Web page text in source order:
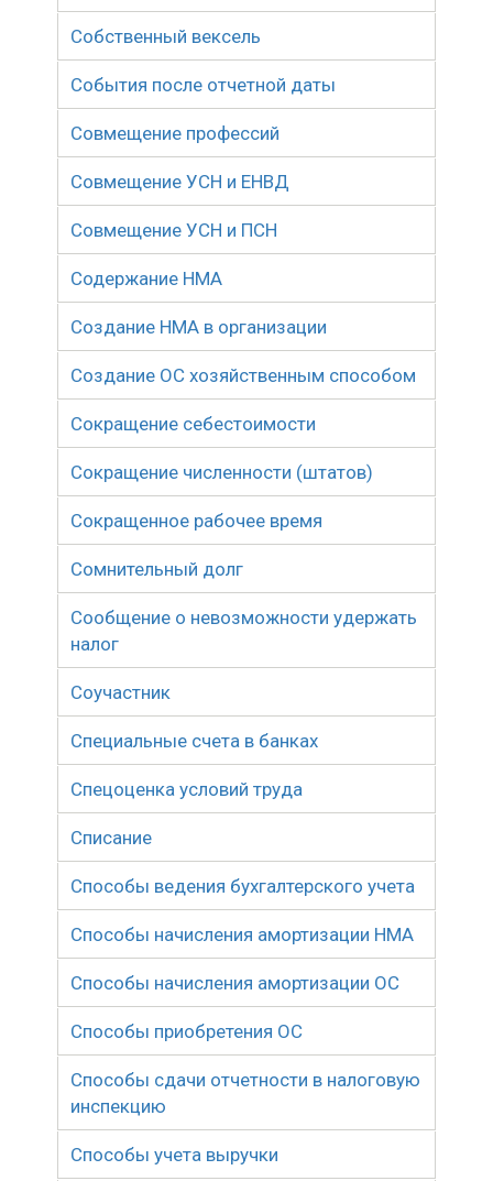
Собственный вексель
События после отчетной даты
Совмещение профессий
Совмещение УСН и ЕНВД
Совмещение УСН и ПСН
Содержание НМА
Создание НМА в организации
Создание ОС хозяйственным способом
Сокращение себестоимости
Сокращение численности (штатов)
Сокращенное рабочее время
Сомнительный долг
Сообщение о невозможности удержать
налог
Соучастник
Специальные счета в банках
Спецоценка условий труда
Списание
Способы ведения бухгалтерского учета
Способы начисления амортизации НМА
Способы начисления амортизации ОС
Способы приобретения ОС
Способы сдачи отчетности в налоговую
инспекцию
Способы учета выручки